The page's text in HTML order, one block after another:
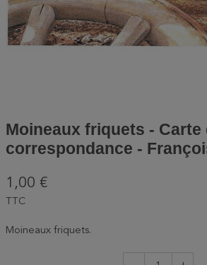
Moineaux friquets - Carte
correspondance -
1,00 €
TTC
Moineaux friquets.